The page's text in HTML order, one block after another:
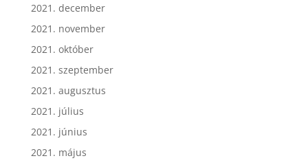
2021. december
2021. november
2021. október
2021. szeptember
2021. augusztus
2021. július
2021. június
2021. május